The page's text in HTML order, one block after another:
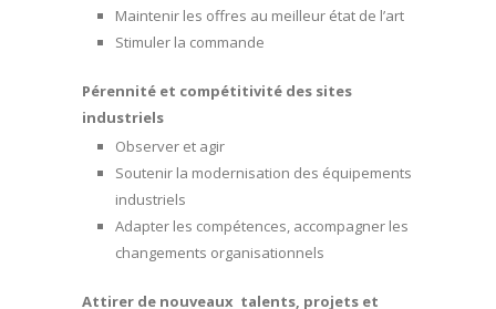
Maintenir les offres au meilleur état de l’art
Stimuler la commande
Pérennité et compétitivité des sites
industriels
Observer et agir
Soutenir la modernisation des équipements
industriels
Adapter les compétences, accompagner les
changements organisationnels
Attirer de nouveaux talents, projets et